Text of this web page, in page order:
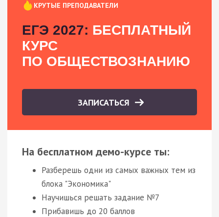
КРУТЫЕ ПРЕПОДАВАТЕЛИ
ЕГЭ 2027: БЕСПЛАТНЫЙ
КУРС
ПО ОБЩЕСТВОЗНАНИЮ
ЗАПИСАТЬСЯ
На бесплатном демо-курсе ты:
Разберешь одни из самых важных тем из
блока "Экономика"
Научишься решать задание №7
Прибавишь до 20 баллов